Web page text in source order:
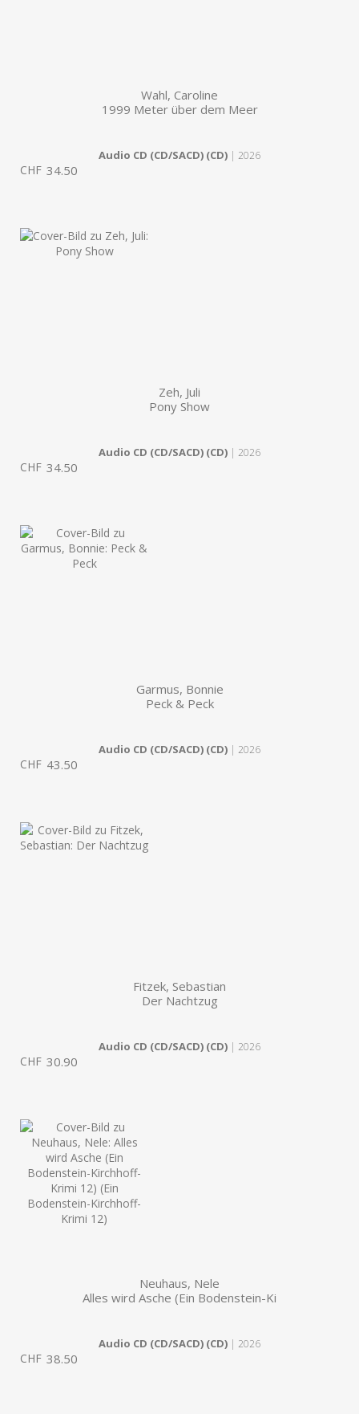
Wahl, Caroline
1999 Meter über dem Meer
Audio CD (CD/SACD) (CD) | 2026
CHF 34.50
Zeh, Juli
Pony Show
Audio CD (CD/SACD) (CD) | 2026
CHF 34.50
Garmus, Bonnie
Peck & Peck
Audio CD (CD/SACD) (CD) | 2026
CHF 43.50
Fitzek, Sebastian
Der Nachtzug
Audio CD (CD/SACD) (CD) | 2026
CHF 30.90
Neuhaus, Nele
Alles wird Asche (Ein Bodenstein-Ki
Audio CD (CD/SACD) (CD) | 2026
CHF 38.50